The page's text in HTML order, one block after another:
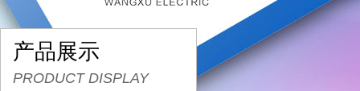
产品展示
PRODUCT DISPLAY